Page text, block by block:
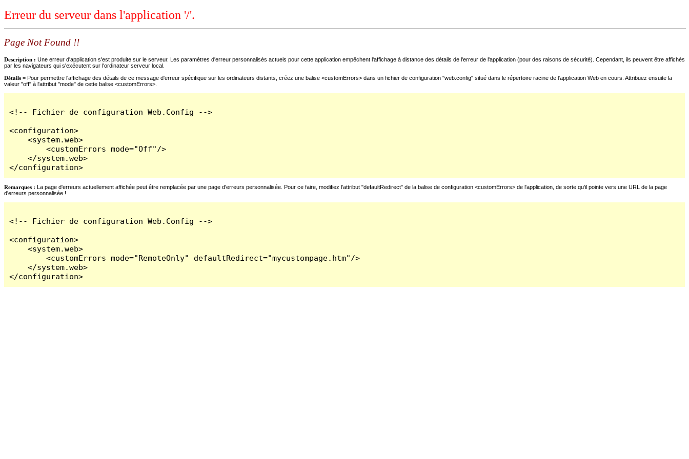
Erreur du serveur dans l'application '/'.
Page Not Found !!
Description : Une erreur d'application s'est produite sur le serveur. Les paramètres d'erreur personnalisés actuels pour cette application empêchent l'affichage à distance des détails de l'erreur de l'application (pour des raisons de sécurité). Cependant, ils peuvent être affichés
par les navigateurs qui s'exécutent sur l'ordinateur serveur local.
Détails = Pour permettre l'affichage des détails de ce message d'erreur spécifique sur les ordinateurs distants, créez une balise <customErrors> dans un fichier de configuration "web.config" situé dans le répertoire racine de l'application Web en cours. Attribuez ensuite la
valeur "off" à l'attribut "mode" de cette balise <customErrors>.
<!-- Fichier de configuration Web.Config -->
<configuration>
    <system.web>
        <customErrors mode="Off"/>
    </system.web>
</configuration>
Remarques : La page d'erreurs actuellement affichée peut être remplacée par une page d'erreurs personnalisée. Pour ce faire, modifiez l'attribut "defaultRedirect" de la balise de configuration <customErrors> de l'application, de sorte qu'il pointe vers une URL de la page
d'erreurs personnalisée !
<!-- Fichier de configuration Web.Config -->
<configuration>
    <system.web>
        <customErrors mode="RemoteOnly" defaultRedirect="mycustompage.htm"/>
    </system.web>
</configuration>